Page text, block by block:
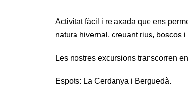
Activitat fàcil i relaxada que ens
natura hivernal, creuant rius, boscos i
Les nostres excursions transcorren
Espots: La Cerdanya i Berguedà.